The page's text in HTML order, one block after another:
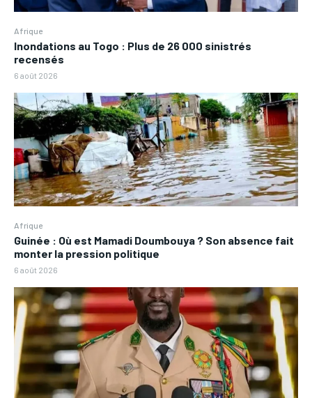
Afrique
Inondations au Togo : Plus de 26 000 sinistrés
recensés
6 août 2026
Afrique
Guinée : Où est Mamadi Doumbouya ? Son absence fait
monter la pression politique
6 août 2026